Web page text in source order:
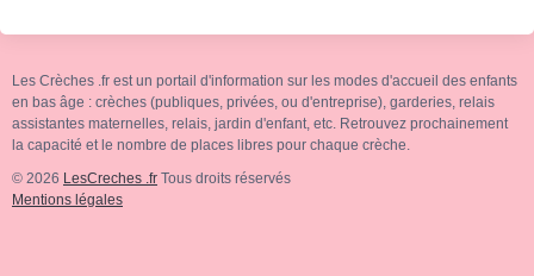
Les Crèches .fr est un portail d'information sur les modes d'accueil des enfants
en bas âge : crèches (publiques, privées, ou d'entreprise), garderies, relais
assistantes maternelles, relais, jardin d'enfant, etc. Retrouvez prochainement
la capacité et le nombre de places libres pour chaque crèche.
© 2026 LesCreches .fr Tous droits réservés
Mentions légales